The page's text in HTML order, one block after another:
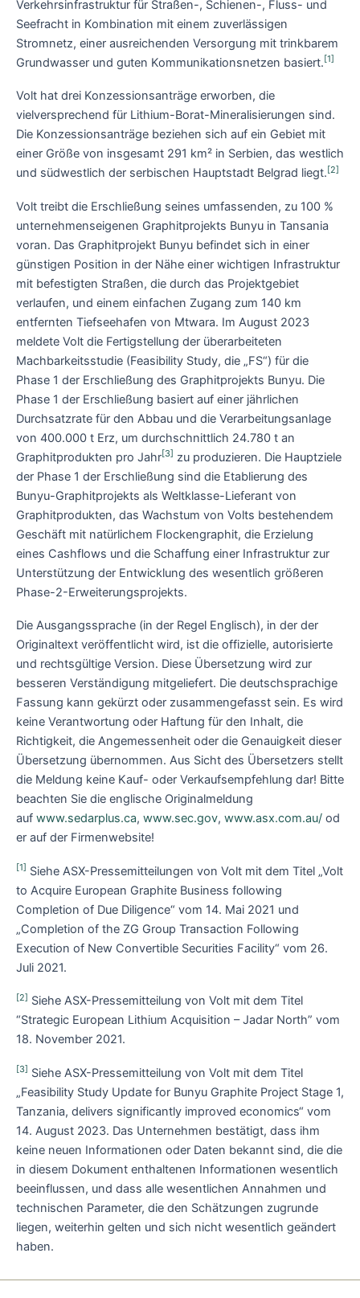
Verkehrsinfrastruktur für Straßen-, Schienen-, Fluss- und
Seefracht in Kombination mit einem zuverlässigen
Stromnetz, einer ausreichenden Versorgung mit trinkbarem
Grundwasser und guten Kommunikationsnetzen basiert. [1]
Volt hat drei Konzessionsanträge erworben, die
vielversprechend für Lithium-Borat-Mineralisierungen sind.
Die Konzessionsanträge beziehen sich auf ein Gebiet mit
einer Größe von insgesamt 291 km² in Serbien, das westlich
und südwestlich der serbischen Hauptstadt Belgrad liegt.[2]
Volt treibt die Erschließung seines umfassenden, zu 100 %
unternehmenseigenen Graphitprojekts Bunyu in Tansania
voran. Das Graphitprojekt Bunyu befindet sich in einer
günstigen Position in der Nähe einer wichtigen Infrastruktur
mit befestigten Straßen, die durch das Projektgebiet
verlaufen, und einem einfachen Zugang zum 140 km
entfernten Tiefseehafen von Mtwara. Im August 2023
meldete Volt die Fertigstellung der überarbeiteten
Machbarkeitsstudie (Feasibility Study, die „FS“) für die
Phase 1 der Erschließung des Graphitprojekts Bunyu. Die
Phase 1 der Erschließung basiert auf einer jährlichen
Durchsatzrate für den Abbau und die Verarbeitungsanlage
von 400.000 t Erz, um durchschnittlich 24.780 t an
Graphitprodukten pro Jahr[3] zu produzieren. Die Hauptziele
der Phase 1 der Erschließung sind die Etablierung des
Bunyu-Graphitprojekts als Weltklasse-Lieferant von
Graphitprodukten, das Wachstum von Volts bestehendem
Geschäft mit natürlichem Flockengraphit, die Erzielung
eines Cashflows und die Schaffung einer Infrastruktur zur
Unterstützung der Entwicklung des wesentlich größeren
Phase-2-Erweiterungsprojekts.
Die Ausgangssprache (in der Regel Englisch), in der der
Originaltext veröffentlicht wird, ist die offizielle, autorisierte
und rechtsgültige Version. Diese Übersetzung wird zur
besseren Verständigung mitgeliefert. Die deutschsprachige
Fassung kann gekürzt oder zusammengefasst sein. Es wird
keine Verantwortung oder Haftung für den Inhalt, die
Richtigkeit, die Angemessenheit oder die Genauigkeit dieser
Übersetzung übernommen. Aus Sicht des Übersetzers stellt
die Meldung keine Kauf- oder Verkaufsempfehlung dar! Bitte
beachten Sie die englische Originalmeldung
auf www.sedarplus.ca, www.sec.gov, www.asx.com.au/ od
er auf der Firmenwebsite!
[1] Siehe ASX-Pressemitteilungen von Volt mit dem Titel „Volt
to Acquire European Graphite Business following
Completion of Due Diligence“ vom 14. Mai 2021 und
„Completion of the ZG Group Transaction Following
Execution of New Convertible Securities Facility“ vom 26.
Juli 2021.
[2] Siehe ASX-Pressemitteilung von Volt mit dem Titel
“Strategic European Lithium Acquisition – Jadar North” vom
18. November 2021.
[3] Siehe ASX-Pressemitteilung von Volt mit dem Titel
„Feasibility Study Update for Bunyu Graphite Project Stage 1,
Tanzania, delivers significantly improved economics“ vom
14. August 2023. Das Unternehmen bestätigt, dass ihm
keine neuen Informationen oder Daten bekannt sind, die die
in diesem Dokument enthaltenen Informationen wesentlich
beeinflussen, und dass alle wesentlichen Annahmen und
technischen Parameter, die den Schätzungen zugrunde
liegen, weiterhin gelten und sich nicht wesentlich geändert
haben.